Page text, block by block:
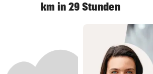
km in 29 Stunden